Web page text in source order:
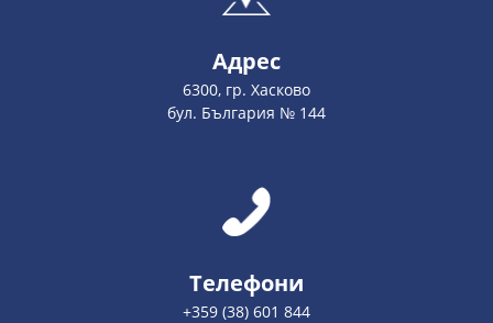
Адрес
6300, гр. Хасково
бул. България № 144
Телефони
+359 (38) 601 844